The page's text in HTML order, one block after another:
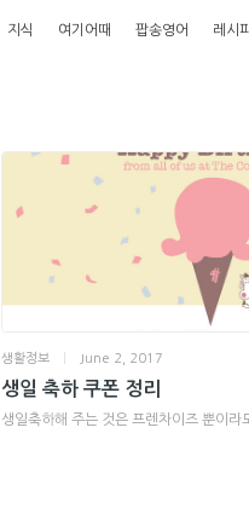
지식 여기어때 팝송영어 레시피
생활정보 June 2, 2017
생일 축하 쿠폰 정리
생일축하해 주는 것은 프렌차이즈 뿐이라